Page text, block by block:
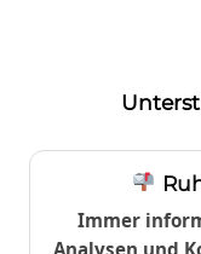
Immer
Analysen und